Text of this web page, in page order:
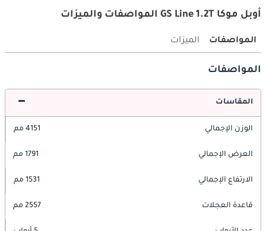
أوبل موكا GS Line 1.2T المواصفات والميزات
المواصفات الميزات
المواصفات
المقاسات
الوزن الإجمالي 4151 مم
العرض الإجمالي 1791 مم
الارتفاع الإجمالي 1531 مم
قاعدة العجلات 2557 مم